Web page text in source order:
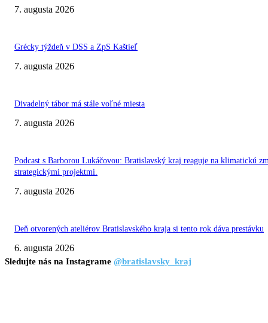
7. augusta 2026
Grécky týždeň v DSS a ZpS Kaštieľ
7. augusta 2026
Divadelný tábor má stále voľné miesta
7. augusta 2026
Podcast s Barborou Lukáčovou: Bratislavský kraj reaguje na klimatickú
strategickými projektmi.
7. augusta 2026
Deň otvorených ateliérov Bratislavského kraja si tento rok dáva prestávku
6. augusta 2026
Sledujte nás na Instagrame @bratislavsky_kraj